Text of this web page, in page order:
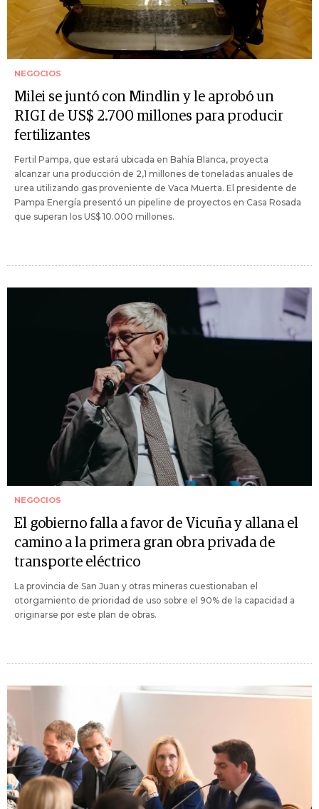
NEGOCIOS
Milei se juntó con Mindlin y le aprobó un
RIGI de US$ 2.700 millones para producir
fertilizantes
Fertil Pampa, que estará ubicada en Bahía Blanca, proyecta
alcanzar una producción de 2,1 millones de toneladas anuales de
urea utilizando gas proveniente de Vaca Muerta. El presidente de
Pampa Energía presentó un pipeline de proyectos en Casa Rosada
que superan los US$ 10.000 millones.
NEGOCIOS
El gobierno falla a favor de Vicuña y allana el
camino a la primera gran obra privada de
transporte eléctrico
La provincia de San Juan y otras mineras cuestionaban el
otorgamiento de prioridad de uso sobre el 90% de la capacidad a
originarse por este plan de obras.